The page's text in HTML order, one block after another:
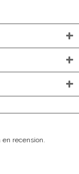
en recension.